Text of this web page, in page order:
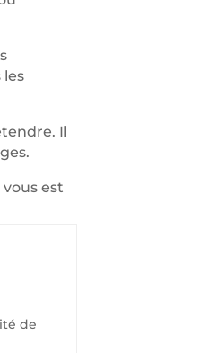
les
Il
est
de